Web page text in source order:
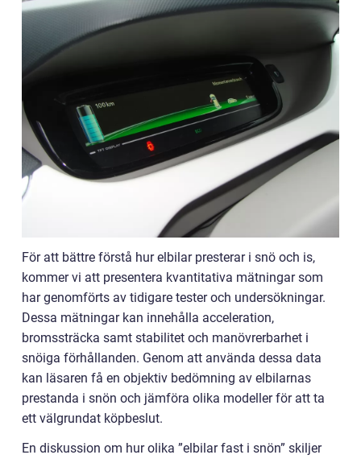
För att bättre förstå hur elbilar presterar i snö och is,
kommer vi att presentera kvantitativa mätningar som
har genomförts av tidigare tester och undersökningar.
Dessa mätningar kan innehålla acceleration,
bromssträcka samt stabilitet och manövrerbarhet i
snöiga förhållanden. Genom att använda dessa data
kan läsaren få en objektiv bedömning av elbilarnas
prestanda i snön och jämföra olika modeller för att ta
ett välgrundat köpbeslut.
En diskussion om hur olika ”elbilar fast i snön” skiljer